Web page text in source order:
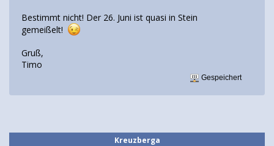
Bestimmt nicht! Der 26. Juni ist quasi in Stein
gemeißelt!
Gruß,
Timo
Gespeichert
Kreuzberga